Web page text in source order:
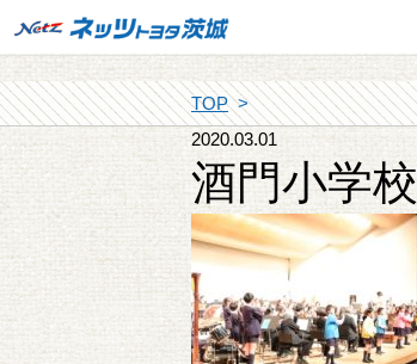
TOP
2020.03.01
酒門小学